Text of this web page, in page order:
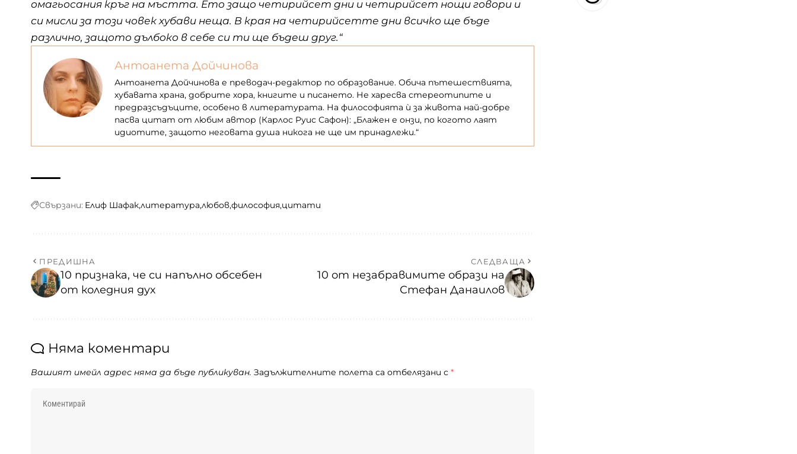
омагьосания кръг на мъстта. Ето защо четирийсет дни и четирийсет нощи говори и
си мисли за този човек хубави неща. В края на четирийсетте дни всичко ще бъде
различно, защото дълбоко в себе си ти ще бъдеш друг.“
Антоанета Дойчинова
Антоанета Дойчинова е преводач-редактор по образование. Обича пътешествията,
хубавата храна, добрите хора, книгите и писането. Не харесва стереотипите и
предразсъдъците, особено в литературата. На философията ѝ за живота най-добре
пасва цитат от любим автор (Карлос Руис Сафон): „Блажен е онзи, по когото лаят
идиотите, защото неговата душа никога не ще им принадлежи.“
Свързани: Елиф Шафаклитература любов философия цитати
ПРЕДИШНА
10 признака, че си напълно обсебен
от коледния дух
СЛЕДВАЩА
10 от незабравимите образи на
Стефан Данаилов
Няма коментари
Вашият имейл адрес няма да бъде публикуван. Задължителните полета са отбелязани с *